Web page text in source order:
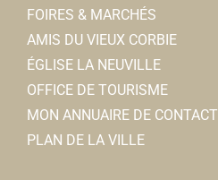
FOIRES & MARCHÉS
AMIS DU VIEUX CORBIE
ÉGLISE LA NEUVILLE
OFFICE DE TOURISME
MON ANNUAIRE DE CONTACT
PLAN DE LA VILLE